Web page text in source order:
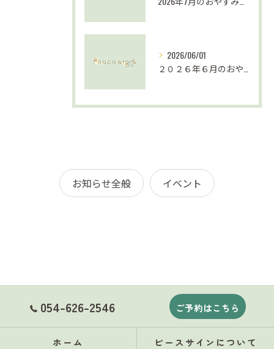
2026/06/01
イベント
お知らせ全般
054-626-2546 ご予約はこちら
ホーム ピースサインについて